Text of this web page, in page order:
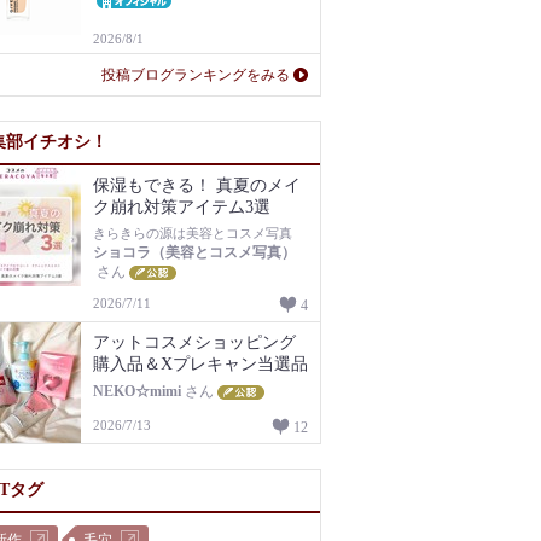
2026/8/1
投稿ブログランキングをみる
部イチオシ！
保湿もできる！ 真夏のメイ
ク崩れ対策アイテム3選
きらきらの源は美容とコスメ写真
ショコラ（美容とコスメ写真）
さん
2026/7/11 4
アットコスメショッピング
購入品＆Xプレキャン当選品
NEKO☆mimi さん
2026/7/13 12
タグ